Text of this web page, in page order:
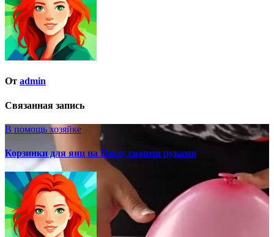
От admin
Связанная запись
В помощь хозяйке
Корзинки для яиц на Пасху своими руками